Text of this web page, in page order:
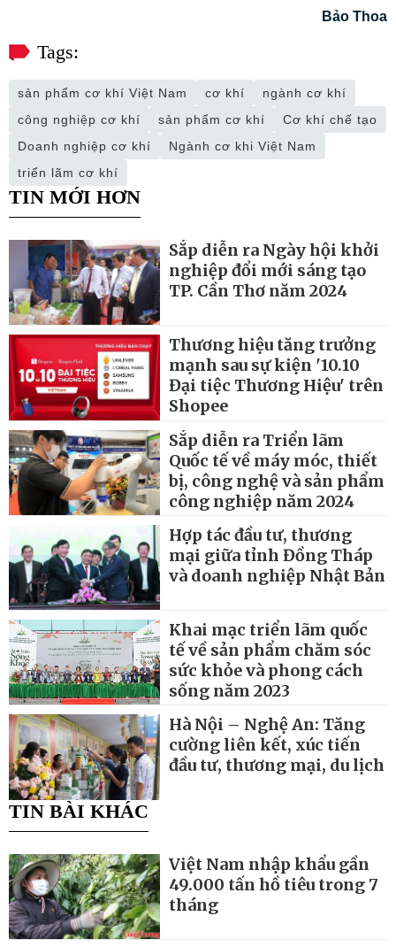
Bảo Thoa
Tags:
sản phẩm cơ khí Việt Nam cơ khí
ngành cơ khí
công nghiệp cơ khí
sản phẩm cơ khí
Cơ khí chế tạo
Doanh nghiệp cơ khí
Ngành cơ khi Việt Nam
triển lãm cơ khí
TIN MỚI HƠN
Sắp diễn ra Ngày hội khởi
nghiệp đổi mới sáng tạo
TP. Cần Thơ năm 2024
Thương hiệu tăng trưởng
mạnh sau sự kiện '10.10
Đại tiệc Thương Hiệu' trên
Shopee
Sắp diễn ra Triển lãm
Quốc tế về máy móc, thiết
bị, công nghệ và sản phẩm
công nghiệp năm 2024
Hợp tác đầu tư, thương
mại giữa tỉnh Đồng Tháp
và doanh nghiệp Nhật Bản
Khai mạc triển lãm quốc
tế về sản phẩm chăm sóc
sức khỏe và phong cách
sống năm 2023
Hà Nội – Nghệ An: Tăng
cường liên kết, xúc tiến
đầu tư, thương mại, du lịch
TIN BÀI KHÁC
Việt Nam nhập khẩu gần
49.000 tấn hồ tiêu trong 7
tháng